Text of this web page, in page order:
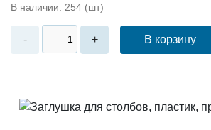
В наличии: 254 (шт)
- + В корзину